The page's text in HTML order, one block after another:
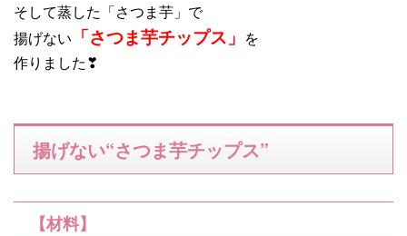
そして蒸した「さつま芋」で
揚げない 「さつま芋チップス」 を
作りました❣
揚げない“さつま芋チップス”
【材料】